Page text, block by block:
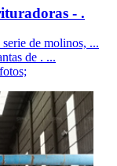
- .
de molinos, ...
de . ...